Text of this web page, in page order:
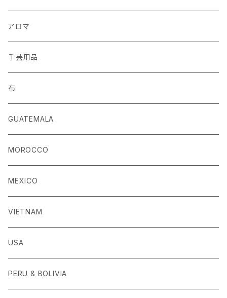
手袋
クッションカバー
アロマ
手芸用品
布
GUATEMALA
MOROCCO
MEXICO
VIETNAM
USA
PERU & BOLIVIA